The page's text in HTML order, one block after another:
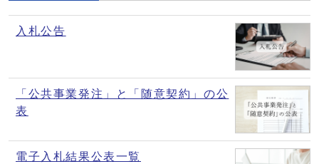
入札公告
「公共事業発注」と「随意契約」の公
表
電子入札結果公表一覧